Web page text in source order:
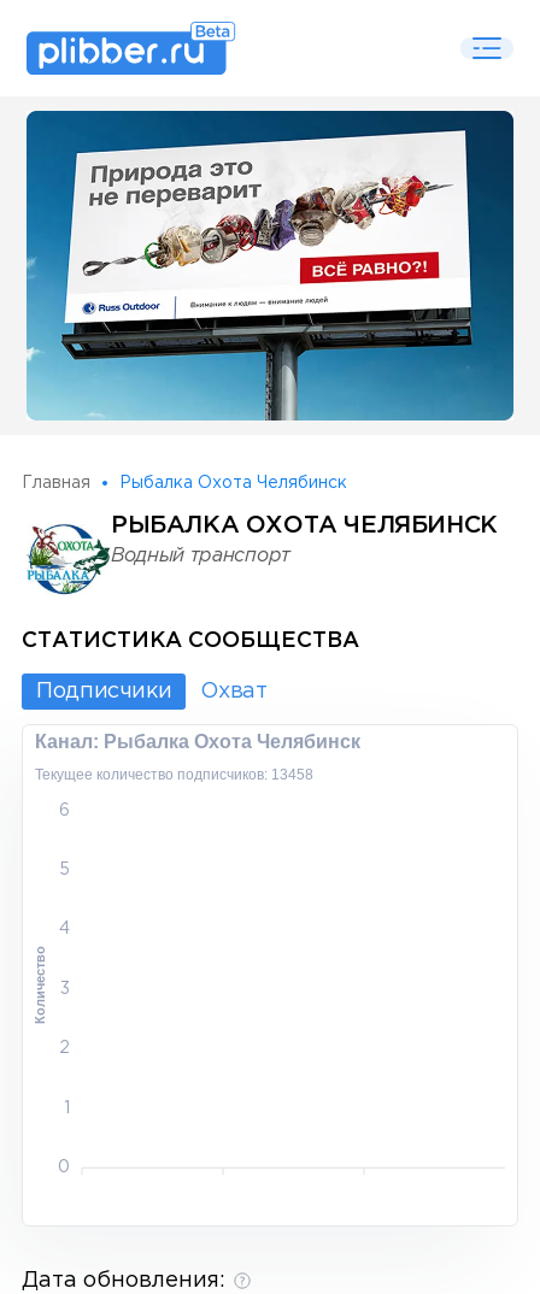
Some SEO Title
Главная Рыбалка Охота Челябинск
РЫБАЛКА ОХОТА ЧЕЛЯБИНСК
Водный транспорт
СТАТИСТИКА СООБЩЕСТВА
Подписчики Охват
Канал: Рыбалка Охота Челябинск
Текущее количество подписчиков: 13458
6
5
4
3
2
1
0
Количество
Дата обновления: